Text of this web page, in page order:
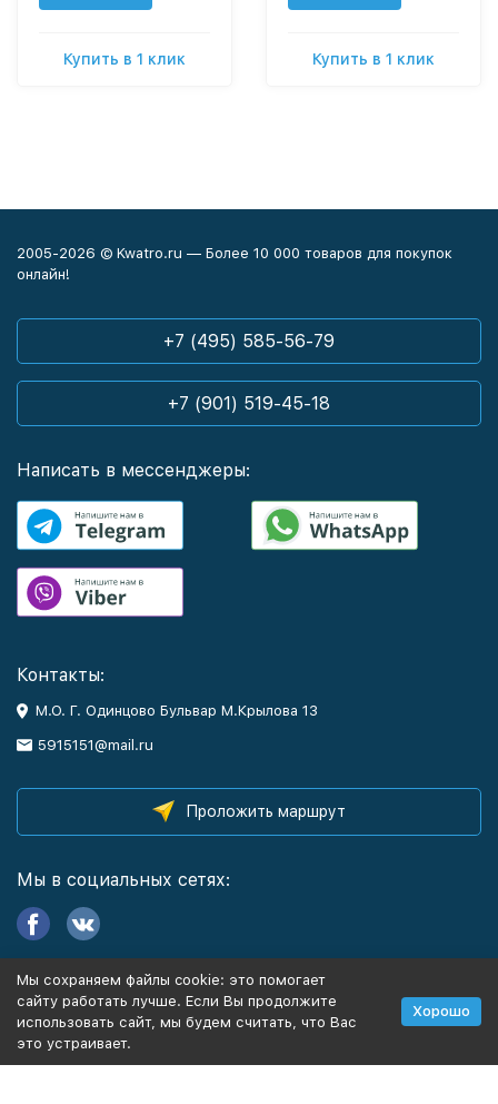
Купить в 1 клик Купить в 1 клик
2005-2026 © Kwatro.ru — Более 10 000 товаров для покупок
онлайн!
+7 (495) 585-56-79
+7 (901) 519-45-18
Написать в мессенджеры:
Контакты:
М.О. Г. Одинцово Бульвар М.Крылова 13
5915151@mail.ru
Проложить маршрут
Мы в социальных сетях:
Информация
Политика персональных данных
Мы сохраняем файлы cookie: это помогает
сайту работать лучше. Если Вы продолжите
использовать сайт, мы будем считать, что Вас
это устраивает.
Хорошо